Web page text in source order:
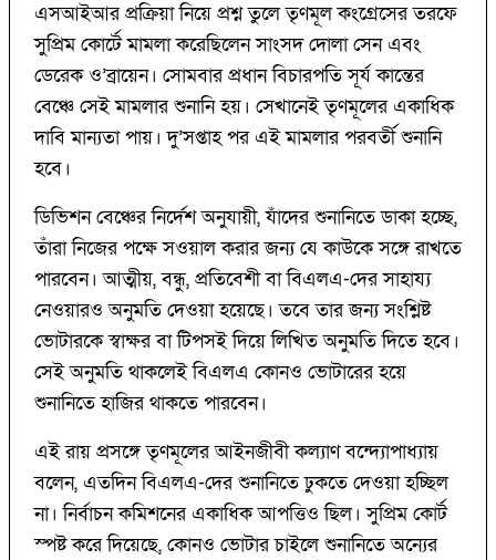
এসআইআর প্রক্রিয়া নিয়ে প্রশ্ন তুলে তৃণমূল কংগ্রেসের তরফে
সুপ্রিম কোর্টে মামলা করেছিলেন সাংসদ দোলা সেন এবং
ডেরেক ও’ব্রায়েন। সোমবার প্রধান বিচারপতি সূর্য কান্তের
বেঞ্চে সেই মামলার শুনানি হয়। সেখানেই তৃণমূলের একাধিক
দাবি মান্যতা পায়। দু’সপ্তাহ পর এই মামলার পরবর্তী শুনানি
হবে।
ডিভিশন বেঞ্চের নির্দেশ অনুযায়ী, যাঁদের শুনানিতে ডাকা হচ্ছে,
তাঁরা নিজের পক্ষে সওয়াল করার জন্য যে কাউকে সঙ্গে রাখতে
পারবেন। আত্মীয়, বন্ধু, প্রতিবেশী বা বিএলএ-দের সাহায্য
নেওয়ারও অনুমতি দেওয়া হয়েছে। তবে তার জন্য সংশ্লিষ্ট
ভোটারকে স্বাক্ষর বা টিপসই দিয়ে লিখিত অনুমতি দিতে হবে।
সেই অনুমতি থাকলেই বিএলএ কোনও ভোটারের হয়ে
শুনানিতে হাজির থাকতে পারবেন।
এই রায় প্রসঙ্গে তৃণমূলের আইনজীবী কল্যাণ বন্দ্যোপাধ্যায়
বলেন, এতদিন বিএলএ-দের শুনানিতে ঢুকতে দেওয়া হচ্ছিল
না। নির্বাচন কমিশনের একাধিক আপত্তিও ছিল। সুপ্রিম কোর্ট
স্পষ্ট করে দিয়েছে, কোনও ভোটার চাইলে শুনানিতে অন্যের